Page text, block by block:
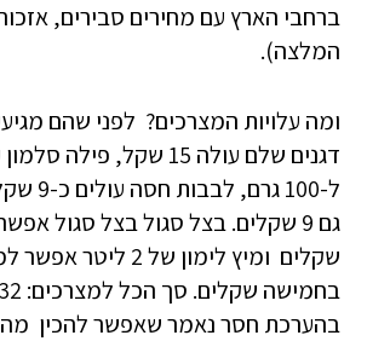
ברחבי הארץ עם מחירים סבירים,
המלצה).
ומה עלויות המצרכים? לפני שהם
ל-100
שקלים ומיץ לימון של 2
בהערכת חסר נאמר שאפשר להכין